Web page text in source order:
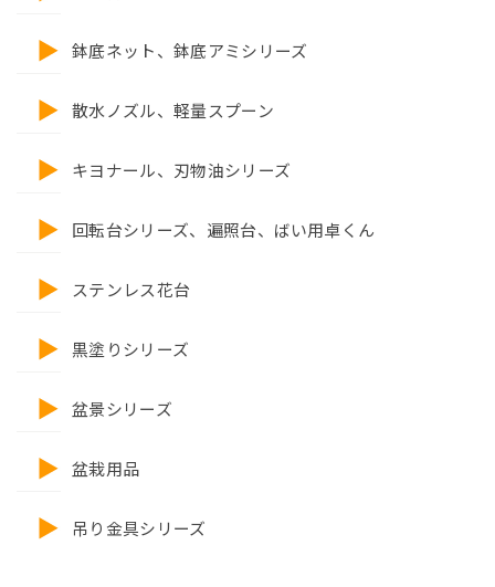
鉢底ネット、鉢底アミシリーズ
散水ノズル、軽量スプーン
キヨナール、刃物油シリーズ
回転台シリーズ、遍照台、ばい用卓くん
ステンレス花台
黒塗りシリーズ
盆景シリーズ
盆栽用品
吊り金具シリーズ